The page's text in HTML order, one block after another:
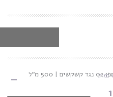
כמות -